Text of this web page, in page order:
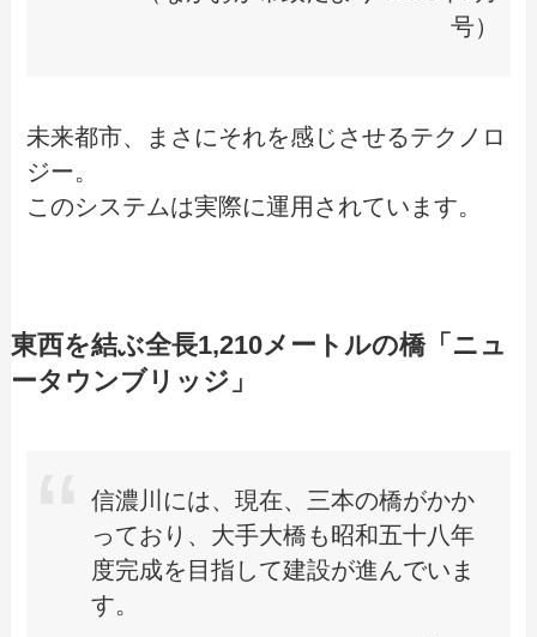
号）
未来都市、まさにそれを感じさせるテクノロ
ジー。
このシステムは実際に運用されています。
東西を結ぶ全長1,210メートルの橋「ニュ
ータウンブリッジ」
信濃川には、現在、三本の橋がかか
っており、大手大橋も昭和五十八年
度完成を目指して建設が進んでいま
す。